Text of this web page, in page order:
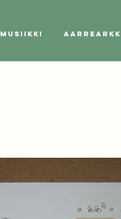
Musiikki